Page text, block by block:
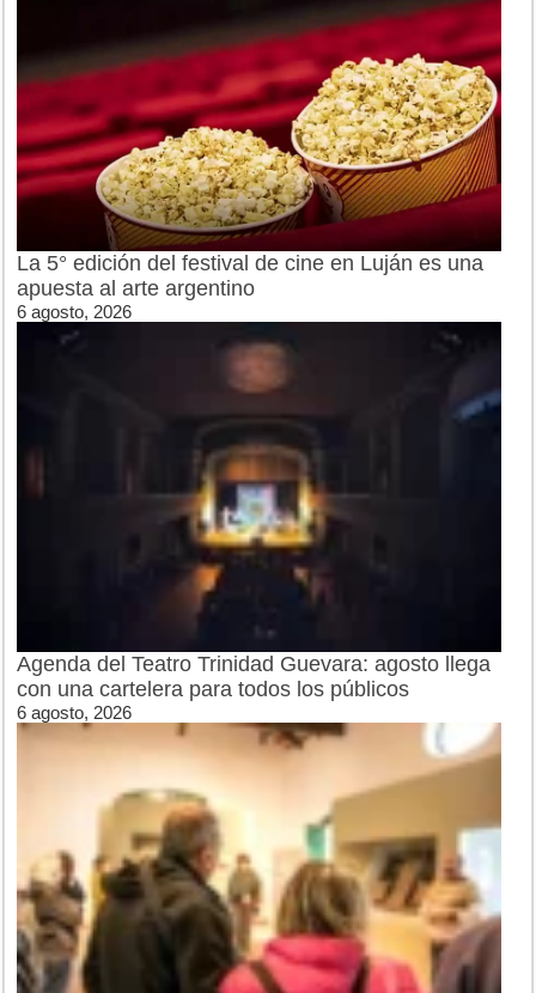
La 5° edición del festival de cine en Luján es una
apuesta al arte argentino
6 agosto, 2026
Agenda del Teatro Trinidad Guevara: agosto llega
con una cartelera para todos los públicos
6 agosto, 2026